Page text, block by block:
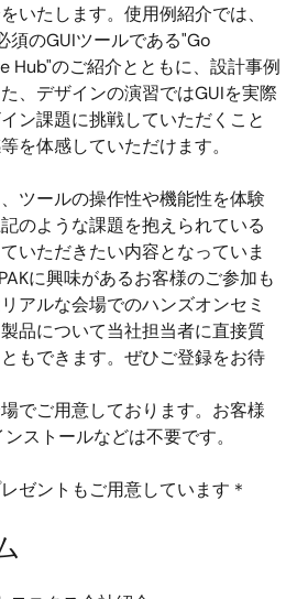
いたします。使用例紹介では、
須のGUIツールである"Go
Hub"のご紹介とともに、設計事例
、デザインの演習ではGUIを実際
ン課題に挑戦していただくこと
を体感していただけます。
ツールの操作性や機能性を体験
のような課題を抱えられている
いただきたい内容となっていま
に興味があるお客様のご参加も
アルな会場でのハンズオンセミ
品について当社担当者に直接質
もできます。ぜひご登録をお待
でご用意しております。お客様
ストールなどは不要です。
ゼントもご用意しています＊